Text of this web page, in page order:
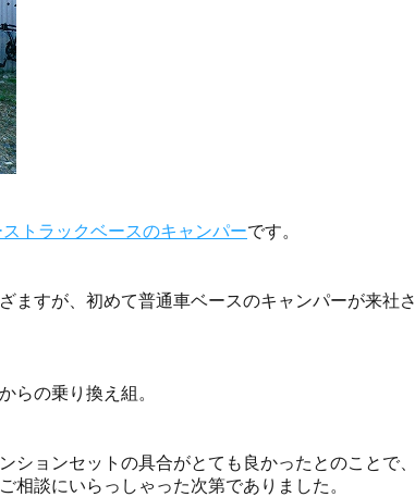
トラックベースのキャンパーです。
ますが、初めて普通車ベースのキャンパーが来社さ
らの乗り換え組。
ョンセットの具合がとても良かったとのことで、
相談にいらっしゃった次第でありました。